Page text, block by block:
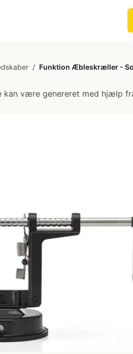
/ Funktion Æbleskræller -
kan være genereret med hjælp